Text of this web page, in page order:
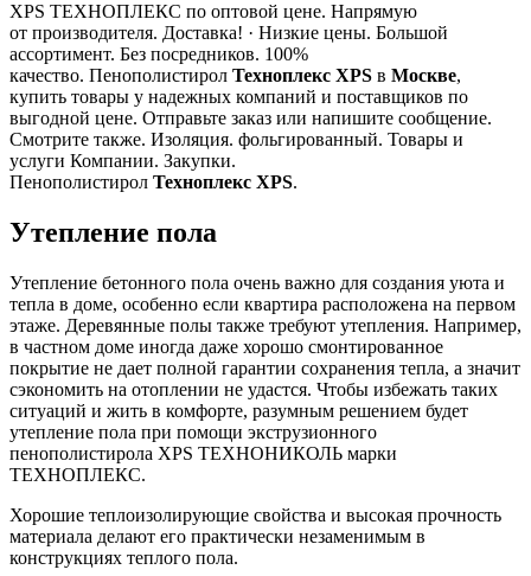
XPS ТЕХНОПЛЕКС по оптовой цене. Напрямую
от производителя. Доставка! · Низкие цены. Большой
ассортимент. Без посредников. 100%
качество. Пенополистирол Техноплекс XPS в Москве,
купить товары у надежных компаний и поставщиков по
выгодной цене. Отправьте заказ или напишите сообщение.
Смотрите также. Изоляция. фольгированный. Товары и
услуги Компании. Закупки.
Пенополистирол Техноплекс XPS.
Утепление пола
Утепление бетонного пола очень важно для создания уюта и
тепла в доме, особенно если квартира расположена на первом
этаже. Деревянные полы также требуют утепления. Например,
в частном доме иногда даже хорошо смонтированное
покрытие не дает полной гарантии сохранения тепла, а значит
сэкономить на отоплении не удастся. Чтобы избежать таких
ситуаций и жить в комфорте, разумным решением будет
утепление пола при помощи экструзионного
пенополистирола XPS ТЕХНОНИКОЛЬ марки
ТЕХНОПЛЕКС.
Хорошие теплоизолирующие свойства и высокая прочность
материала делают его практически незаменимым в
конструкциях теплого пола.